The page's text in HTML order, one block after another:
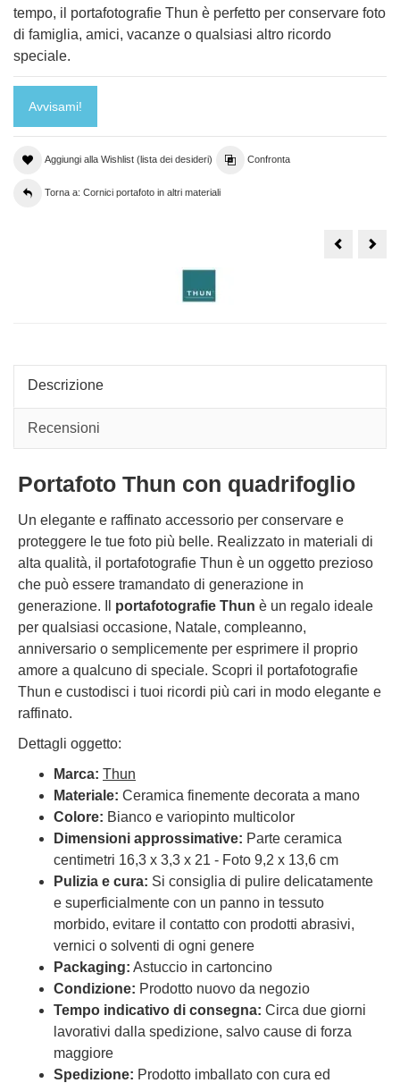
tempo, il portafotografie Thun è perfetto per conservare foto
di famiglia, amici, vacanze o qualsiasi altro ricordo
speciale.
Avvisami!
Aggiungi alla Wishlist (lista dei desideri) Confronta
Torna a: Cornici portafoto in altri materiali
Portafoto
Descrizione
Recensioni
Portafoto Thun con quadrifoglio
Un elegante e raffinato accessorio per conservare e
proteggere le tue foto più belle. Realizzato in materiali di
alta qualità, il portafotografie Thun è un oggetto prezioso
che può essere tramandato di generazione in
generazione. Il portafotografie Thun è un regalo ideale
per qualsiasi occasione, Natale, compleanno,
anniversario o semplicemente per esprimere il proprio
amore a qualcuno di speciale. Scopri il portafotografie
Thun e custodisci i tuoi ricordi più cari in modo elegante e
raffinato.
Dettagli oggetto:
Marca: Thun
Materiale: Ceramica finemente decorata a mano
Colore: Bianco e variopinto multicolor
Dimensioni approssimative: Parte ceramica
centimetri 16,3 x 3,3 x 21 - Foto 9,2 x 13,6 cm
Pulizia e cura: Si consiglia di pulire delicatamente
e superficialmente con un panno in tessuto
morbido, evitare il contatto con prodotti abrasivi,
vernici o solventi di ogni genere
Packaging: Astuccio in cartoncino
Condizione: Prodotto nuovo da negozio
Tempo indicativo di consegna: Circa due giorni
lavorativi dalla spedizione, salvo cause di forza
maggiore
Spedizione: Prodotto imballato con cura ed